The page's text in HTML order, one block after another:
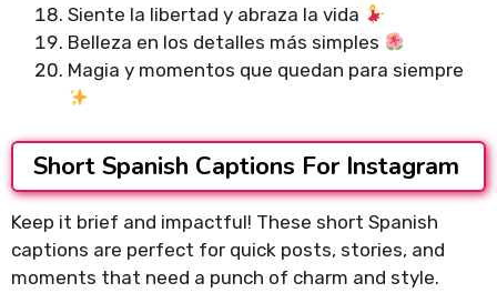
Siente la libertad y abraza la vida
Belleza en los detalles más simples
Magia y momentos que quedan para siempre
Short Spanish Captions For Instagram
Keep it brief and impactful! These short Spanish
captions are perfect for quick posts, stories, and
moments that need a punch of charm and style.